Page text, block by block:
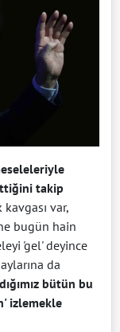
takip
var,
bugün hain
'gel' deyince
da
bütün bu
izlemekle